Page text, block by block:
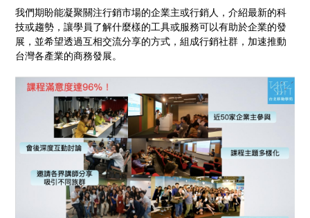
我們期盼能凝聚關注行銷市場的企業主或行銷人，介紹最新的科
技或趨勢，讓學員了解什麼樣的工具或服務可以有助於企業的發
展，並希望透過互相交流分享的方式，組成行銷社群，加速推動
台灣各產業的商務發展。